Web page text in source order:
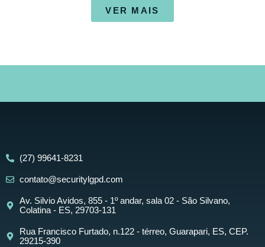
VER MAIS
(27) 99641-8231
contato@securitylgpd.com
Av. Silvio Avidos, 855 - 1º andar, sala 02 - São Silvano,
Colatina - ES, 29703-131
Rua Francisco Furtado, n.122 - térreo, Guarapari, ES, CEP.
29215-390